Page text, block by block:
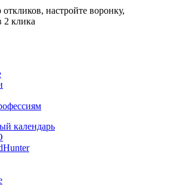
настройте воронку,
2 клика
календарь